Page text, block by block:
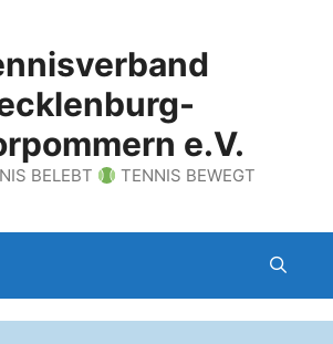
e.V.
BELEBT TENNIS BEWEGT